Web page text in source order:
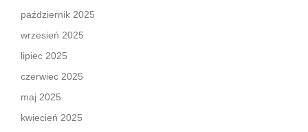
październik 2025
wrzesień 2025
lipiec 2025
czerwiec 2025
maj 2025
kwiecień 2025